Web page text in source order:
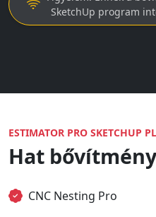
SketchUp program
ESTIMATOR PRO SKETCHUP
Hat
CNC Nesting Pro